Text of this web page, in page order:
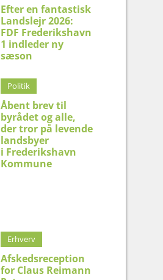
Efter en fantastisk
Landslejr 2026:
FDF Frederikshavn
1 indleder ny
sæson
Politik
Åbent brev til
byrådet og alle,
der tror på levende
landsbyer
i Frederikshavn
Kommune
Erhverv
Afskedsreception
for Claus Reimann